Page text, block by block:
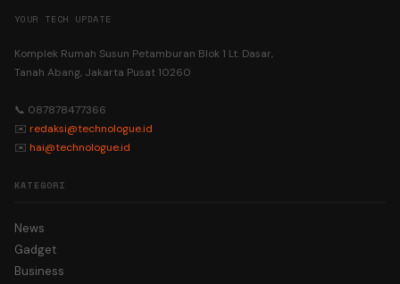
YOUR TECH UPDATE
Komplek Rumah Susun Petamburan Blok 1 Lt. Dasar,
Tanah Abang, Jakarta Pusat 10260
📞 087878477366
✉️ redaksi@technologue.id
✉️ hai@technologue.id
KATEGORI
News
Gadget
Business